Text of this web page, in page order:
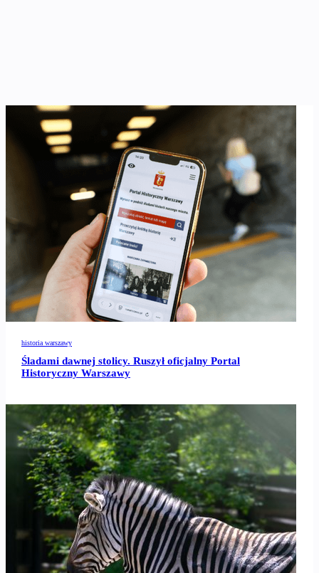
historia warszawy
Śladami dawnej stolicy. Ruszył oficjalny Portal
Historyczny Warszawy